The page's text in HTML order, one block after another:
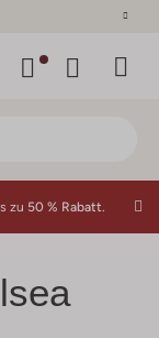
zu 50 % Rabatt.